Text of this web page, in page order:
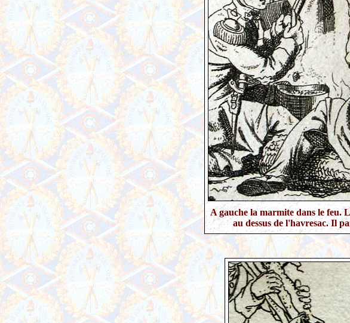
A gauche la marmite dans le feu.
au dessus de l'havresac. Il